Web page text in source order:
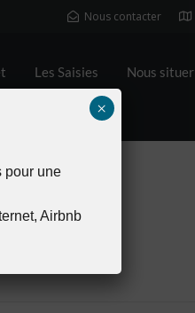
Nous contacter
Les Saisies Nous situer
pour une
Airbnb
×